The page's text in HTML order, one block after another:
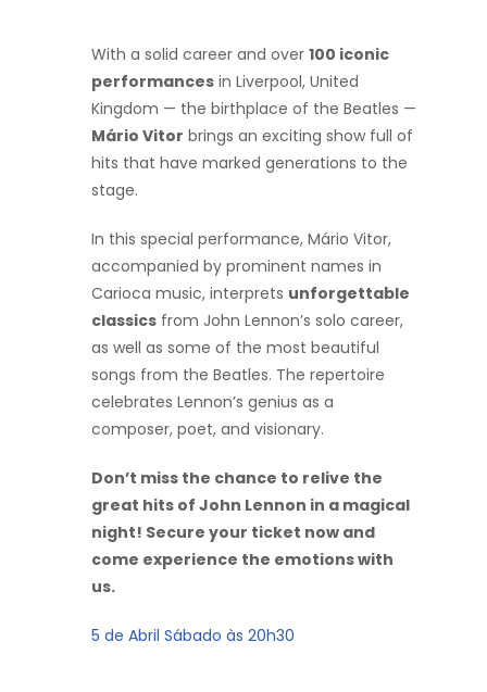
With a solid career and over 100 iconic
performances in Liverpool, United
Kingdom — the birthplace of the Beatles —
Mário Vitor brings an exciting show full of
hits that have marked generations to the
stage.
In this special performance, Mário Vitor,
accompanied by prominent names in
Carioca music, interprets unforgettable
classics from John Lennon’s solo career,
as well as some of the most beautiful
songs from the Beatles. The repertoire
celebrates Lennon’s genius as a
composer, poet, and visionary.
Don’t miss the chance to relive the
great hits of John Lennon in a magical
night! Secure your ticket now and
come experience the emotions with
us.
5 de Abril Sábado às 20h30